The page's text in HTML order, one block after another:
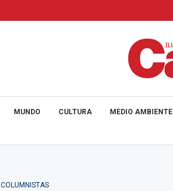
MUNDO CULTURA MEDIO AMBIENTE
COLUMNISTAS